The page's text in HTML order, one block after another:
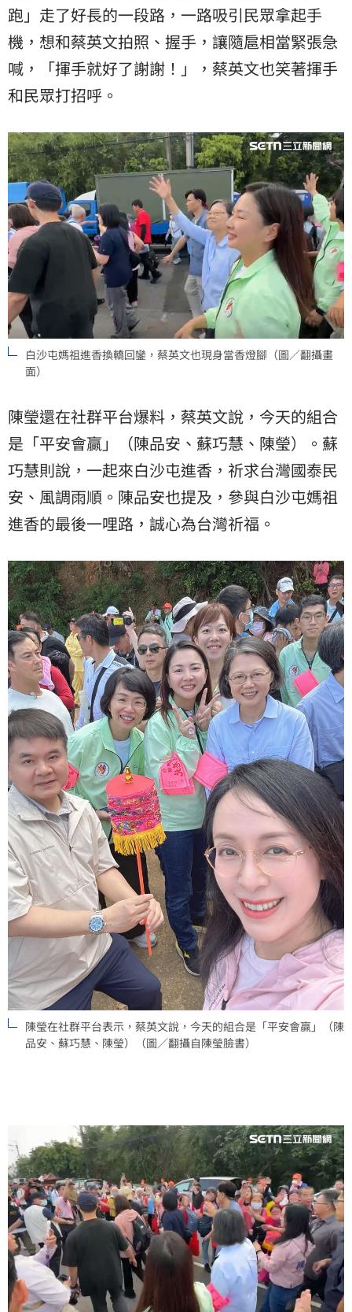
跑」走了好長的一段路，一路吸引民眾拿起手
機，想和蔡英文拍照、握手，讓隨扈相當緊張急
喊，「揮手就好了謝謝！」，蔡英文也笑著揮手
和民眾打招呼。
白沙屯媽祖進香換轎回鑾，蔡英文也現身當香燈腳（圖／翻攝畫
面）
陳瑩還在社群平台爆料，蔡英文說，今天的組合
是「平安會贏」（陳品安、蘇巧慧、陳瑩）。蘇
巧慧則說，一起來白沙屯進香，祈求台灣國泰民
安、風調雨順。陳品安也提及，參與白沙屯媽祖
進香的最後一哩路，誠心為台灣祈福。
陳瑩在社群平台表示，蔡英文說，今天的組合是「平安會贏」（陳
品安、蘇巧慧、陳瑩）（圖／翻攝自陳瑩臉書）